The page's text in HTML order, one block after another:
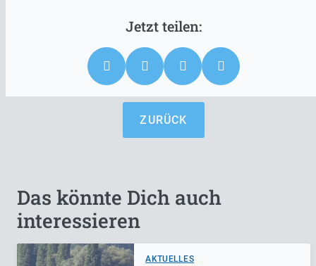
ZURÜCK
Das könnte Dich auch
interessieren
AKTUELLES